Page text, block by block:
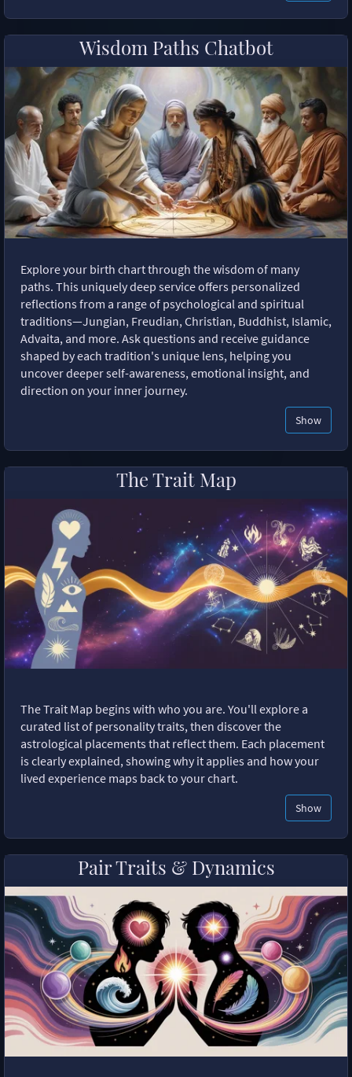
Wisdom Paths Chatbot
Explore your birth chart through the wisdom of many
paths. This uniquely deep service offers personalized
reflections from a range of psychological and spiritual
traditions—Jungian, Freudian, Christian, Buddhist, Islamic,
Advaita, and more. Ask questions and receive guidance
shaped by each tradition's unique lens, helping you
uncover deeper self-awareness, emotional insight, and
direction on your inner journey.
Show
The Trait Map
The Trait Map begins with who you are. You'll explore a
curated list of personality traits, then discover the
astrological placements that reflect them. Each placement
is clearly explained, showing why it applies and how your
lived experience maps back to your chart.
Show
Pair Traits & Dynamics